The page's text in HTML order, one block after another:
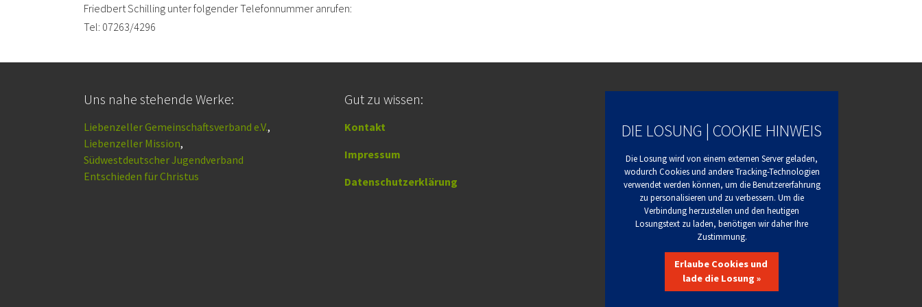
Friedbert Schilling unter folgender Telefonnummer anrufen:
Tel: 07263/4296
Uns nahe stehende Werke:
Liebenzeller Gemeinschaftsverband e.V.,
Liebenzeller Mission,
Südwestdeutscher Jugendverband
Entschieden für Christus
Gut zu wissen:
Kontakt
Impressum
Datenschutzerklärung
DIE LOSUNG | COOKIE HINWEIS
Die Losung wird von einem externen Server geladen,
wodurch Cookies und andere Tracking-Technologien
verwendet werden können, um die Benutzererfahrung
zu personalisieren und zu verbessern. Um die
Verbindung herzustellen und den heutigen
Losungstext zu laden, benötigen wir daher Ihre
Zustimmung.
Erlaube Cookies und
lade die Losung »